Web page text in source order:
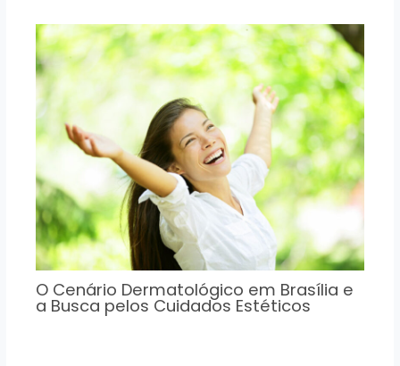
O Cenário Dermatológico em Brasília e
a Busca pelos Cuidados Estéticos